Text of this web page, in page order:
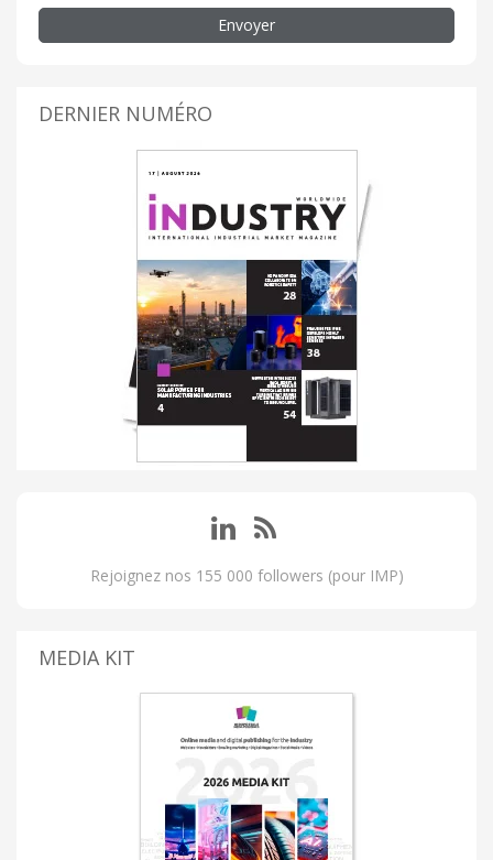
Envoyer
DERNIER NUMÉRO
Rejoignez nos 155 000 followers (pour IMP)
MEDIA KIT